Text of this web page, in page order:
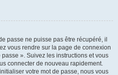
passe ne puisse pas être récupéré, il
vous rendre sur la page de connexion
». Suivez les instructions et vous
connecter de nouveau rapidement.
votre mot de passe, nous vous